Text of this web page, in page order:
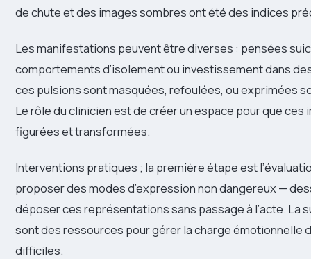
de chute et des images sombres ont été des indices
Les manifestations peuvent être diverses : pensées
comportements d’isolement ou investissement dans
ces pulsions sont masquées, refoulées, ou exprimées
Le rôle du clinicien est de créer un espace pour que
figurées et transformées.
Interventions pratiques ; la première étape est
proposer des modes d’expression non dangereux —
déposer ces représentations sans passage à l’acte.
sont des ressources pour gérer la charge émotionnelle
difficiles.